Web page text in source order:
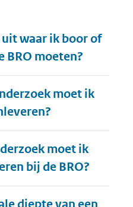
waar ik boor of
BRO moeten?
moet ik
moet ik
bij de BRO?